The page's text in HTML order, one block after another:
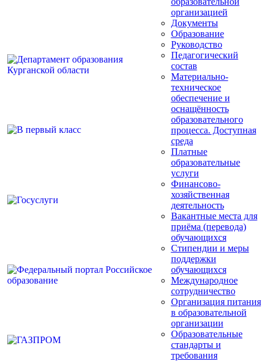
организацией
Документы
Образование
Руководство
Педагогический
состав
Материально-
техническое
обеспечение и
оснащённость
образовательного
процесса. Доступная
среда
Платные
образовательные
услуги
Финансово-
хозяйственная
деятельность
Вакантные места для
приёма (перевода)
обучающихся
Стипендии и меры
поддержки
обучающихся
Международное
сотрудничество
Организация питания
в образовательной
организации
Образовательные
стандарты и
требования